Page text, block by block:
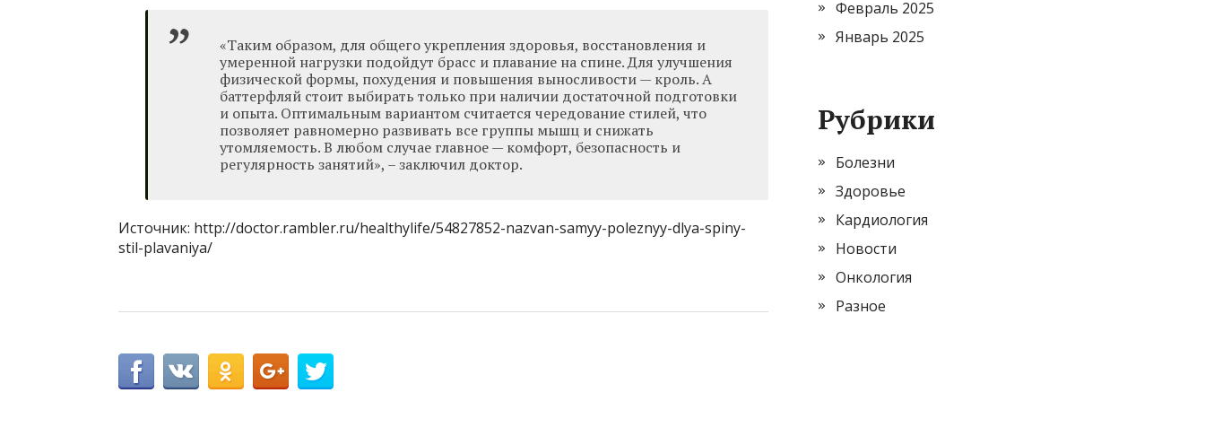
«Таким образом, для общего укрепления здоровья, восстановления и
умеренной нагрузки подойдут брасс и плавание на спине. Для улучшения
физической формы, похудения и повышения выносливости — кроль. А
баттерфляй стоит выбирать только при наличии достаточной подготовки
и опыта. Оптимальным вариантом считается чередование стилей, что
позволяет равномерно развивать все группы мышц и снижать
утомляемость. В любом случае главное — комфорт, безопасность и
регулярность занятий», – заключил доктор.
Источник: http://doctor.rambler.ru/healthylife/54827852-nazvan-samyy-poleznyy-dlya-spiny-
stil-plavaniya/
Февраль 2025
Январь 2025
Рубрики
Болезни
Здоровье
Кардиология
Новости
Онкология
Разное